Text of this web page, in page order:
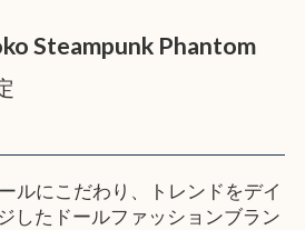
Steampunk Phantom
ルにこだわり、トレンドをデイ
したドールファッションブラン